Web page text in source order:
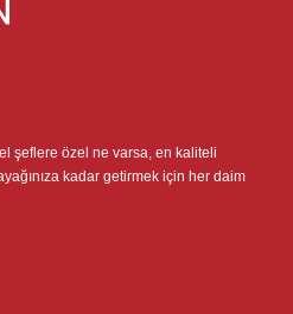
şeflere özel ne varsa, en kaliteli
kadar getirmek için her daim